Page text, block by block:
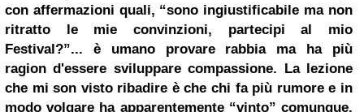
con affermazioni quali, “sono ingiustificabile ma non
ritratto le mie convinzioni, partecipi al mio
Festival?”... è umano provare rabbia ma ha più
ragion d'essere sviluppare compassione. La lezione
che mi son visto ribadire è che chi fa più rumore e in
modo volgare ha apparentemente “vinto” comunque,